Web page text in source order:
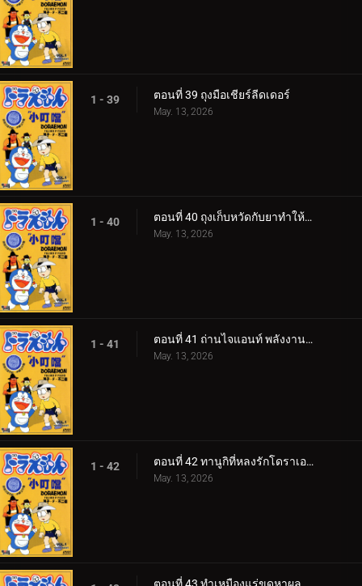
1 - 39 ตอนที่ 39 ถุงมือเชียร์ลีดเดอร์
May. 13, 2026
1 - 40 ตอนที่ 40 ถุงเก็บหวัดกับยาทำให้ป่วย
May. 13, 2026
1 - 41 ตอนที่ 41 ถ่านไจแอนท์ พลังงานไม่มีวันหมด
May. 13, 2026
1 - 42 ตอนที่ 42 ทานูกิที่หลงรักโดราเอม่อน
May. 13, 2026